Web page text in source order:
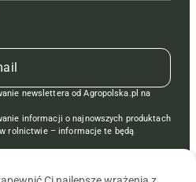
newslettera od Agropolska.pl na
informacji o najnowszych produktach
rolnictwie – informacje te będą